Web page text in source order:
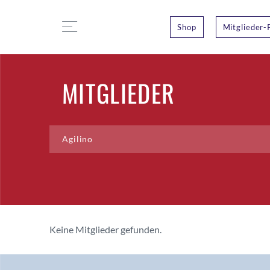
Shop Mitglieder-
MITGLIEDER
Keine Mitglieder gefunden.